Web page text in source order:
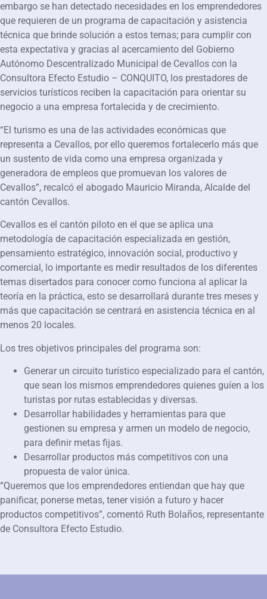
embargo se han detectado necesidades en los emprendedores
que requieren de un programa de capacitación y asistencia
técnica que brinde solución a estos temas; para cumplir con
esta expectativa y gracias al acercamiento del Gobierno
Autónomo Descentralizado Municipal de Cevallos con la
Consultora Efecto Estudio – CONQUITO, los prestadores de
servicios turísticos reciben la capacitación para orientar su
negocio a una empresa fortalecida y de crecimiento.
“El turismo es una de las actividades económicas que
representa a Cevallos, por ello queremos fortalecerlo más que
un sustento de vida como una empresa organizada y
generadora de empleos que promuevan los valores de
Cevallos”, recalcó el abogado Mauricio Miranda, Alcalde del
cantón Cevallos.
Cevallos es el cantón piloto en el que se aplica una
metodología de capacitación especializada en gestión,
pensamiento estratégico, innovación social, productivo y
comercial, lo importante es medir resultados de los diferentes
temas disertados para conocer como funciona al aplicar la
teoría en la práctica, esto se desarrollará durante tres meses y
más que capacitación se centrará en asistencia técnica en al
menos 20 locales.
Los tres objetivos principales del programa son:
Generar un circuito turístico especializado para el cantón,
que sean los mismos emprendedores quienes guíen a los
turistas por rutas establecidas y diversas.
Desarrollar habilidades y herramientas para que
gestionen su empresa y armen un modelo de negocio,
para definir metas fijas.
Desarrollar productos más competitivos con una
propuesta de valor única.
“Queremos que los emprendedores entiendan que hay que
panificar, ponerse metas, tener visión a futuro y hacer
productos competitivos”, comentó Ruth Bolaños, representante
de Consultora Efecto Estudio.